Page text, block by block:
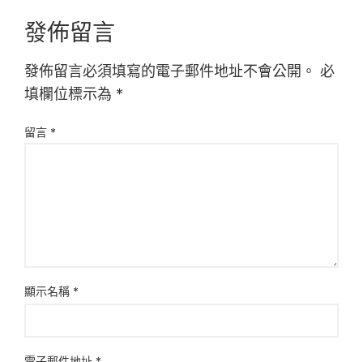
發佈留言
發佈留言必須填寫的電子郵件地址不會公開。 必
填欄位標示為 *
留言 *
顯示名稱 *